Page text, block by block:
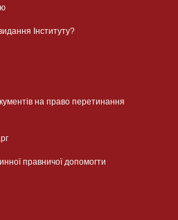
Інституту?
на право перетинання
правничої допомогти